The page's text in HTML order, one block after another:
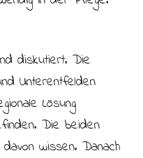
diskutiert. Die
Unterentfelden
Lösung
Die beiden
wissen. Danach